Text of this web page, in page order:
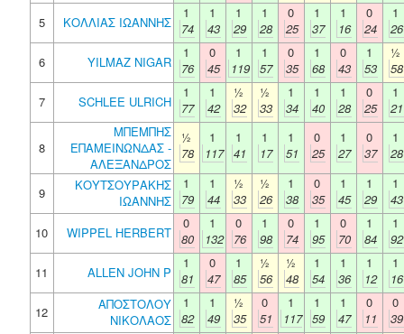
5
ΚΟΛΛΙΑΣ ΙΩΑΝΝΗΣ
1
74
1
43
1
29
1
28
0
25
1
37
1
16
0
24
1
26
6
YILMAZ NIGAR
1
76
0
45
1
119
1
57
0
35
1
68
0
43
1
53
½
58
7
SCHLEE ULRICH
1
77
1
42
½
32
½
33
1
34
1
40
1
28
0
25
1
21
8
ΜΠΕΜΠΗΣ
ΕΠΑΜΕΙΝΩΝΔΑΣ -
ΑΛΕΞΑΝΔΡΟΣ
½
78
1
117
1
41
1
17
1
51
0
25
1
27
0
37
1
28
9
ΚΟΥΤΣΟΥΡΑΚΗΣ
ΙΩΑΝΝΗΣ
1
79
1
44
½
33
½
26
1
38
0
35
1
45
1
29
1
43
10
WIPPEL HERBERT
0
80
1
132
0
76
1
98
0
74
1
95
0
70
1
84
1
92
11
ALLEN JOHN P
1
81
0
47
1
85
½
56
½
48
1
54
1
36
1
12
1
16
12
ΑΠΟΣΤΟΛΟΥ
ΝΙΚΟΛΑΟΣ
1
82
1
49
½
35
0
51
1
117
1
59
1
47
0
11
0
39